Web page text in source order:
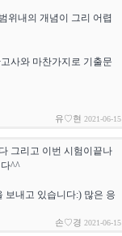
위내의 개념이 그리 어렵
사와 마찬가지로 기출문
유♡현 2021-06-15
그리고 이번 시험이끝나
^^
보내고 있습니다:) 많은 응
손♡경 2021-06-15